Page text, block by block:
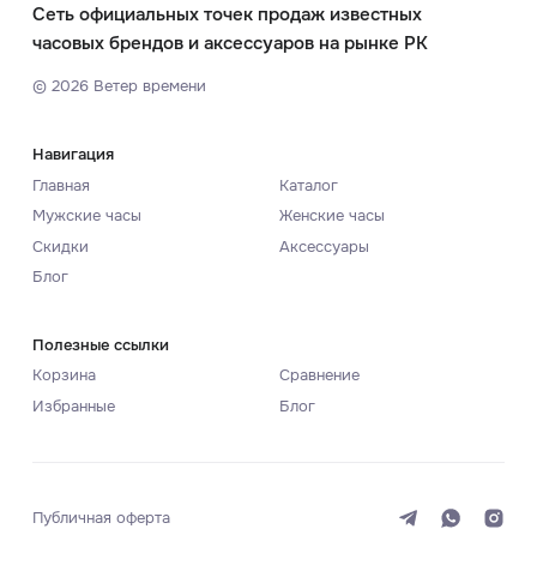
Сеть официальных точек продаж известных
часовых брендов и аксессуаров на рынке РК
© 2026Ветер времени
Навигация
Главная
Каталог
Мужские часы
Женские часы
Скидки
Аксессуары
Блог
Полезные ссылки
Корзина
Сравнение
Избранные
Блог
Публичная оферта Светлая